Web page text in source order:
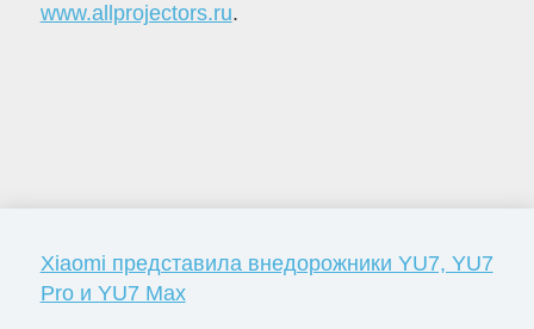
www.allprojectors.ru.
Xiaomi представила внедорожники YU7, YU7
Pro и YU7 Max